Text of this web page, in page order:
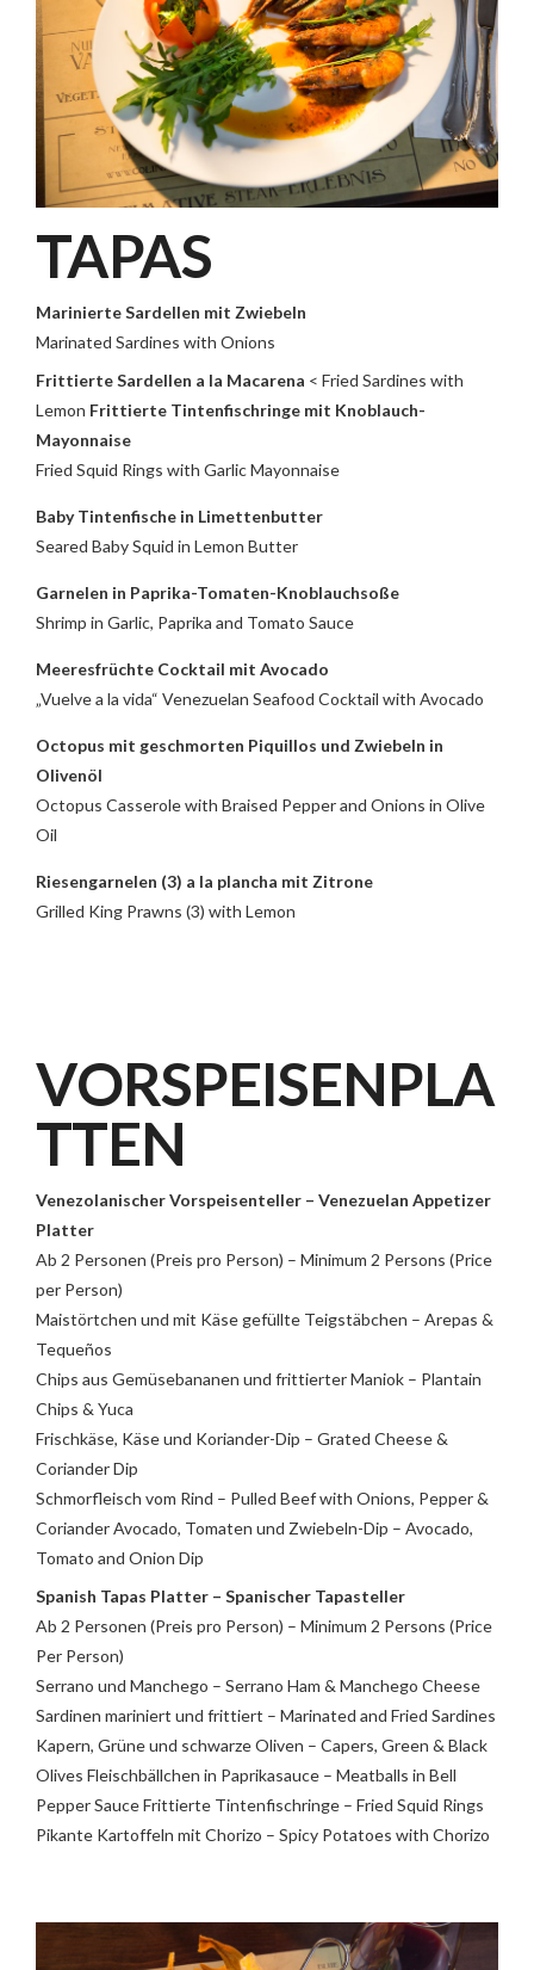
TAPAS
Marinierte Sardellen mit Zwiebeln
Marinated Sardines with Onions
Frittierte Sardellen a la Macarena < Fried Sardines with
Lemon Frittierte Tintenfischringe mit Knoblauch-
Mayonnaise
Fried Squid Rings with Garlic Mayonnaise
Baby Tintenfische in Limettenbutter
Seared Baby Squid in Lemon Butter
Garnelen in Paprika-Tomaten-Knoblauchsoße
Shrimp in Garlic, Paprika and Tomato Sauce
Meeresfrüchte Cocktail mit Avocado
„Vuelve a la vida“ Venezuelan Seafood Cocktail with Avocado
Octopus mit geschmorten Piquillos und Zwiebeln in
Olivenöl
Octopus Casserole with Braised Pepper and Onions in Olive
Oil
Riesengarnelen (3) a la plancha mit Zitrone
Grilled King Prawns (3) with Lemon
VORSPEISENPLA
TTEN
Venezolanischer Vorspeisenteller – Venezuelan Appetizer
Platter
Ab 2 Personen (Preis pro Person) – Minimum 2 Persons (Price
per Person)
Maistörtchen und mit Käse gefüllte Teigstäbchen – Arepas &
Tequeños
Chips aus Gemüsebananen und frittierter Maniok – Plantain
Chips & Yuca
Frischkäse, Käse und Koriander-Dip – Grated Cheese &
Coriander Dip
Schmorfleisch vom Rind – Pulled Beef with Onions, Pepper &
Coriander Avocado, Tomaten und Zwiebeln-Dip – Avocado,
Tomato and Onion Dip
Spanish Tapas Platter – Spanischer Tapasteller
Ab 2 Personen (Preis pro Person) – Minimum 2 Persons (Price
Per Person)
Serrano und Manchego – Serrano Ham & Manchego Cheese
Sardinen mariniert und frittiert – Marinated and Fried Sardines
Kapern, Grüne und schwarze Oliven – Capers, Green & Black
Olives Fleischbällchen in Paprikasauce – Meatballs in Bell
Pepper Sauce Frittierte Tintenfischringe – Fried Squid Rings
Pikante Kartoffeln mit Chorizo – Spicy Potatoes with Chorizo